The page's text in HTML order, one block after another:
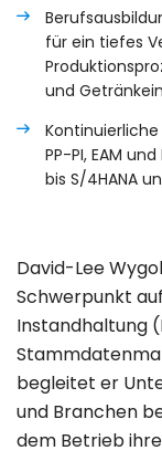
für ein tiefes
und
PP-PI, EAM
bis S/4HANA
David-Lee
Schwerpunkt
Instandhaltung
begleitet er
und Branchen
dem Betrieb